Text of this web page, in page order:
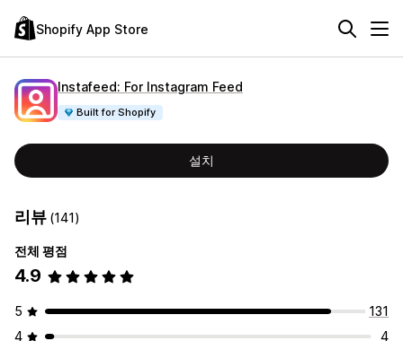
Shopify App Store
Instafeed: For Instagram Feed
Built for Shopify
설치
리뷰 (141)
전체 평점
4.9
5
131
4
4